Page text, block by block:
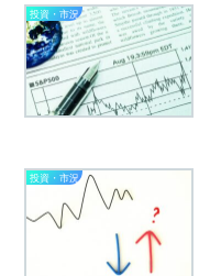
投資・市況
投資・市況